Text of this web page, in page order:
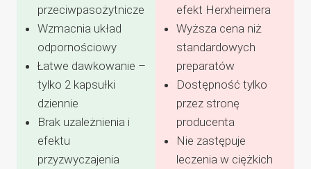
przeciwpasożytnicze
Wzmacnia układ
odpornościowy
Łatwe dawkowanie –
tylko 2 kapsułki
dziennie
Brak uzależnienia i
efektu
przyzwyczajenia
efekt Herxheimera
Wyższa cena niż
standardowych
preparatów
Dostępność tylko
przez stronę
producenta
Nie zastępuje
leczenia w ciężkich